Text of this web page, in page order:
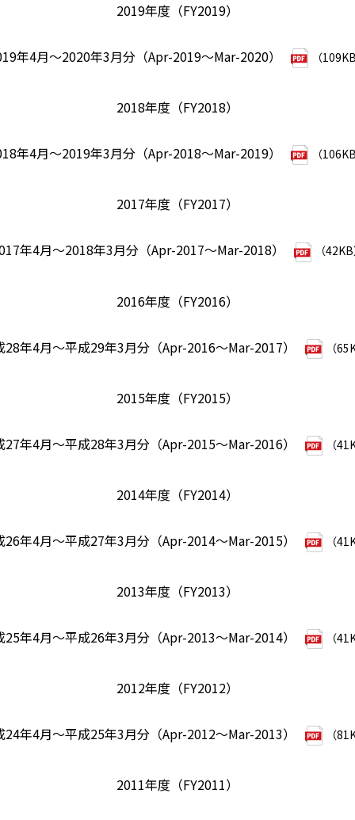
2019年度（FY2019）
年4月～2020年3月分（Apr-2019～Mar-2020） （
2018年度（FY2018）
年4月～2019年3月分（Apr-2018～Mar-2019） （
2017年度（FY2017）
年4月～2018年3月分（Apr-2017～Mar-2018） （
2016年度（FY2016）
28年4月～平成29年3月分（Apr-2016～Mar-2017） （
2015年度（FY2015）
27年4月～平成28年3月分（Apr-2015～Mar-2016） （
2014年度（FY2014）
26年4月～平成27年3月分（Apr-2014～Mar-2015） （
2013年度（FY2013）
25年4月～平成26年3月分（Apr-2013～Mar-2014） （
2012年度（FY2012）
24年4月～平成25年3月分（Apr-2012～Mar-2013） （
2011年度（FY2011）